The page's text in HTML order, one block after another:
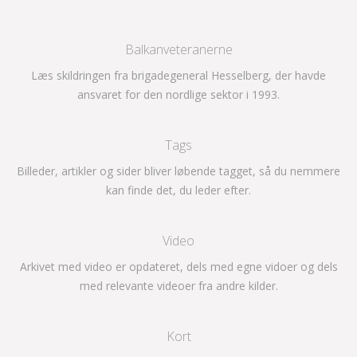
Balkanveteranerne
Læs skildringen fra brigadegeneral Hesselberg, der havde
ansvaret for den nordlige sektor i 1993.
Tags
Billeder, artikler og sider bliver løbende tagget, så du nemmere
kan finde det, du leder efter.
Video
Arkivet med video er opdateret, dels med egne vidoer og dels
med relevante videoer fra andre kilder.
Kort